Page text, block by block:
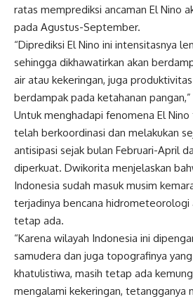
ratas memprediksi ancaman El Nino
pada Agustus-September.
“Diprediksi El Nino ini intensitasnya
sehingga dikhawatirkan akan
air atau kekeringan, juga
berdampak pada ketahanan
Untuk menghadapi fenomena El
telah berkoordinasi dan melakukan
antisipasi sejak bulan Februari-April
diperkuat. Dwikorita menjelaskan
Indonesia sudah masuk musim
terjadinya bencana hidrometeorologi
tetap ada.
“Karena wilayah Indonesia ini
samudera dan juga topografinya
khatulistiwa, masih tetap ada
mengalami kekeringan, tetangganya